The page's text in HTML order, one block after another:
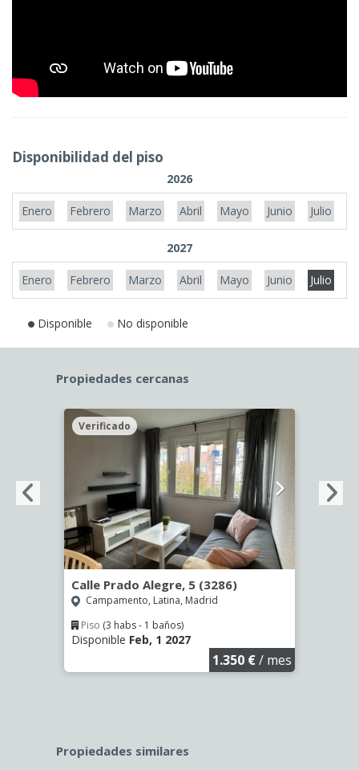
Disponibilidad del piso
2026
Enero Febrero Marzo Abril Mayo Junio Julio
2027
Enero Febrero Marzo Abril Mayo Junio Julio
Disponible No disponible
Propiedades cercanas
Verificado
Calle Prado Alegre, 5 (3286)
Campamento, Latina, Madrid
Piso (3 habs - 1 baños)
Disponible Feb, 1 2027
1.350 €/ mes
Propiedades similares